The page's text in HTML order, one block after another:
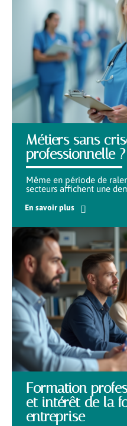
Métiers sans
professionnelle ?
Même en période de
secteurs affichent une
En savoir plus
Formation
et intérêt de la
entreprise